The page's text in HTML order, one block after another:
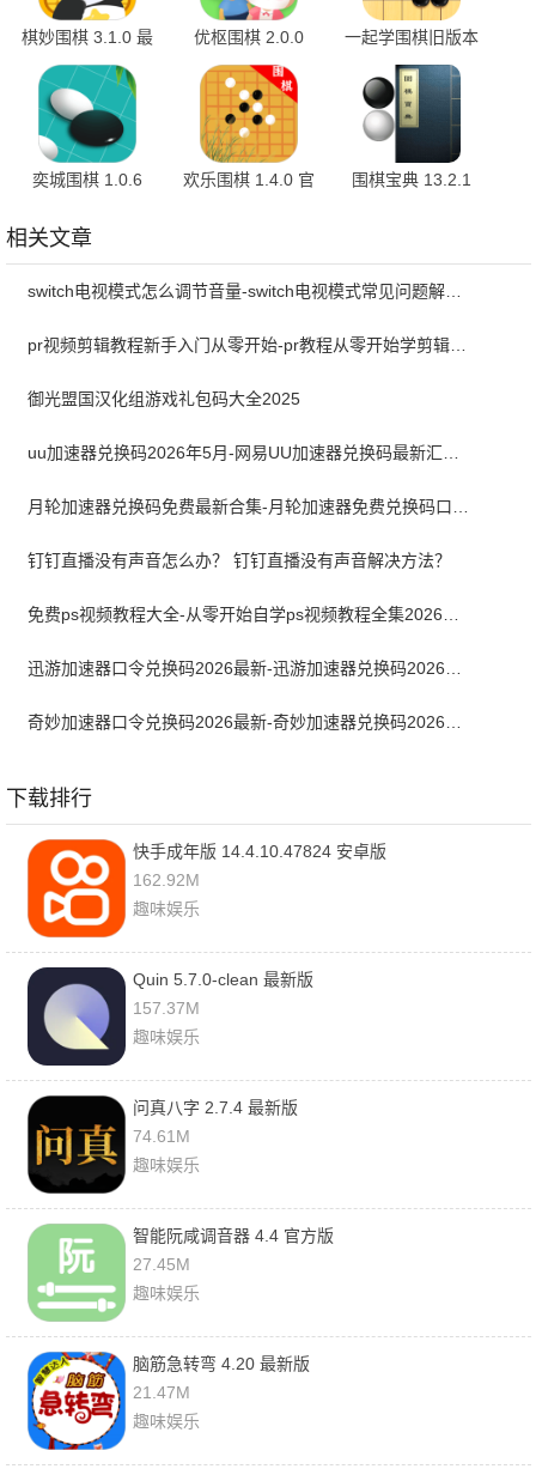
棋妙围棋 3.1.0 最
新版
优枢围棋 2.0.0
一起学围棋旧版本
4.0.13 安卓版
奕城围棋 1.0.6
欢乐围棋 1.4.0 官
围棋宝典 13.2.1
相关文章
switch电视模式怎么调节音量-switch电视模式常见问题解决方案
pr视频剪辑教程新手入门从零开始-pr教程从零开始学剪辑全集免费
御光盟国汉化组游戏礼包码大全2025
钉钉直播没有声音怎么办？ 钉钉直播没有声音解决方法？
下载排行
快手成年版 14.4.10.47824 安卓版
162.92M
趣味娱乐
Quin 5.7.0-clean 最新版
157.37M
趣味娱乐
问真八字 2.7.4 最新版
74.61M
趣味娱乐
智能阮咸调音器 4.4 官方版
27.45M
趣味娱乐
脑筋急转弯 4.20 最新版
21.47M
趣味娱乐